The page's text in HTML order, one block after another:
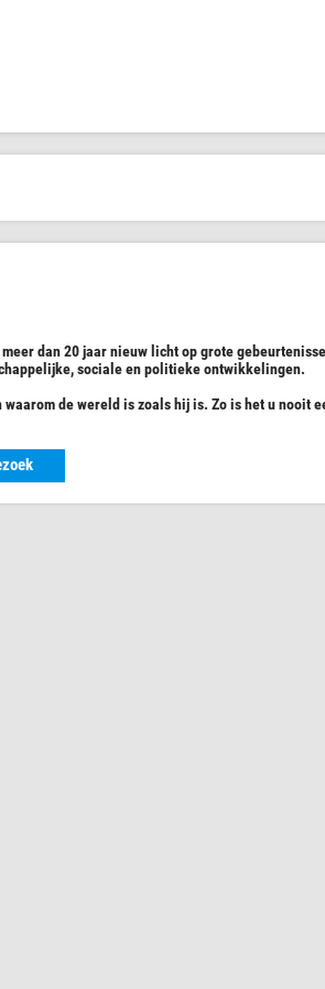
dan 20 jaar nieuw licht op grote
sociale en politieke ontwikkelingen.
de wereld is zoals hij is. Zo is het u nooit